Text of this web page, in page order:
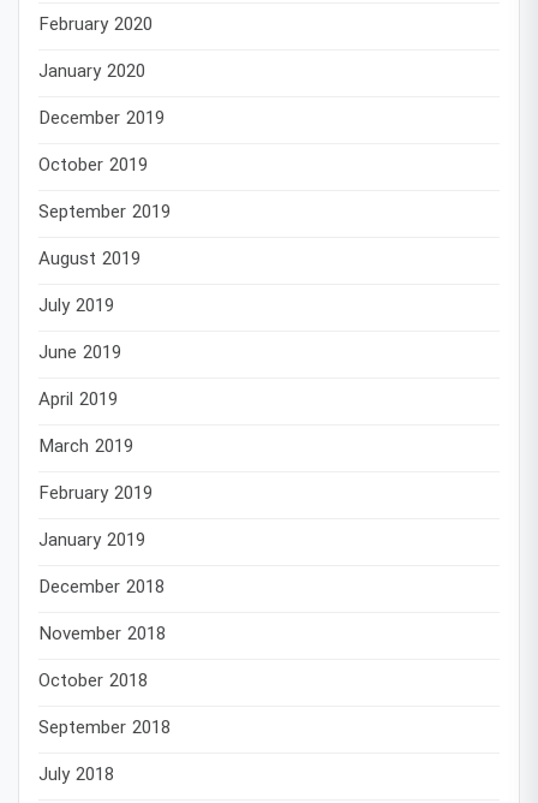
February 2020
January 2020
December 2019
October 2019
September 2019
August 2019
July 2019
June 2019
April 2019
March 2019
February 2019
January 2019
December 2018
November 2018
October 2018
September 2018
July 2018